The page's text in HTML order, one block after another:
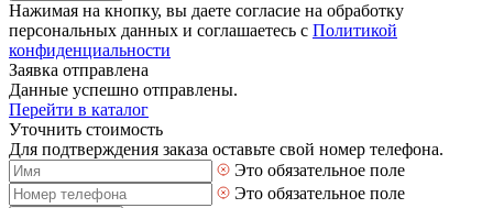
Нажимая на кнопку, вы даете согласие на обработку
персональных данных и соглашаетесь с Политикой
конфиденциальности
Заявка отправлена
Данные успешно отправлены.
Перейти в каталог
Уточнить стоимость
Для подтверждения заказа оставьте свой номер телефона.
Это обязательное поле
Это обязательное поле